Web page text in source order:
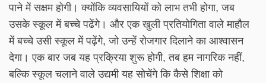
पाने में सक्षम होगी। क्योंकि व्यवसायियों को लाभ तभी होगा, जब
उसके स्कूल में बच्चे पढेंगे। और एक खुली प्रतियोगिता वाले माहौल
में बच्चे उसी स्कूल में पढ़ेंगे, जो उन्हें रोजगार दिलाने का आश्वासन
देगा। एक बार जब यह प्रक्रिया शुरू होगी, तब हम नागरिक नहीं,
बल्कि स्कूल चलाने वाले उद्यमी यह सोचेंगे कि कैसे शिक्षा को